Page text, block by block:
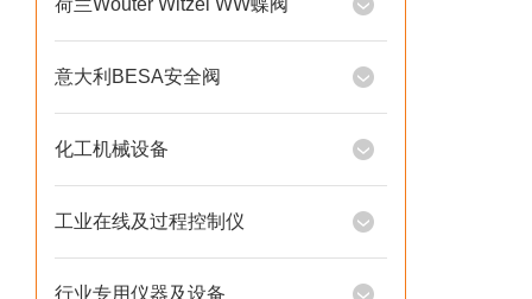
荷兰Wouter Witzel WW蝶阀
意大利BESA安全阀
化工机械设备
工业在线及过程控制仪
行业专用仪器及设备